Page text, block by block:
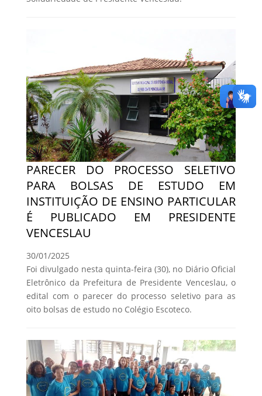
PARECER DO PROCESSO SELETIVO
PARA BOLSAS DE ESTUDO EM
INSTITUIÇÃO DE ENSINO PARTICULAR
É PUBLICADO EM PRESIDENTE
VENCESLAU
30/01/2025
Foi divulgado nesta quinta-feira (30), no Diário Oficial
Eletrônico da Prefeitura de Presidente Venceslau, o
edital com o parecer do processo seletivo para as
oito bolsas de estudo no Colégio Escoteco.